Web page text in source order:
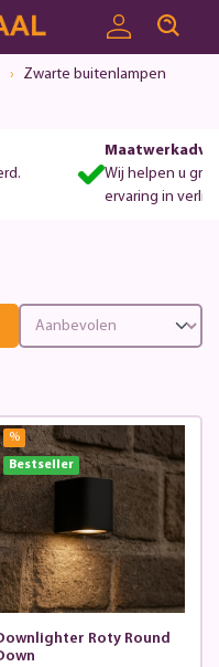
Zwarte buitenlampen
Wij helpen u
ervaring in
%
Bestseller
Roty Round